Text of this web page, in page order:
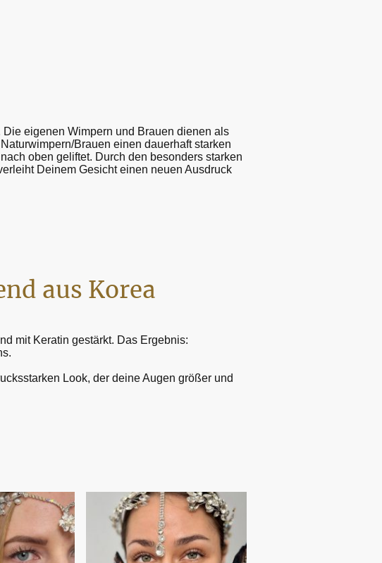
eigenen Wimpern und Brauen dienen als
Brauen einen dauerhaft starken
oben geliftet. Durch den besonders starken
Deinem Gesicht einen neuen Ausdruck
aus Korea
mit Keratin gestärkt. Das Ergebnis:
Look, der deine Augen größer und